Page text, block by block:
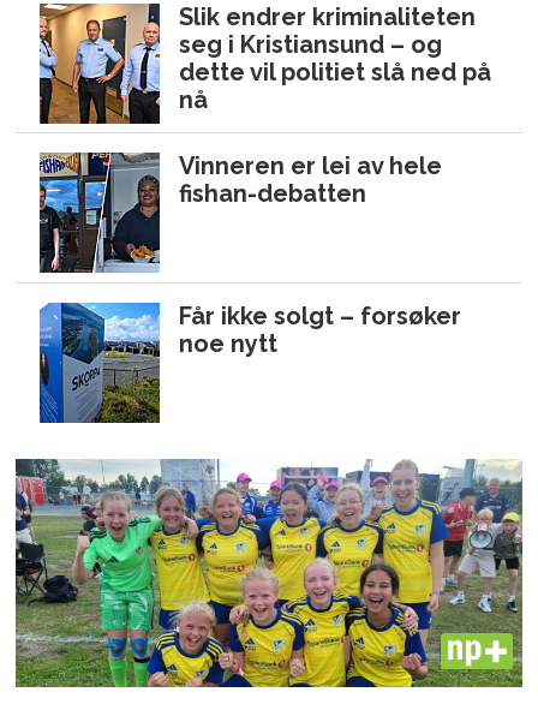
Slik endrer kriminaliteten
seg i Kristiansund – og
dette vil politiet slå ned på
nå
Vinneren er lei av hele
fishan-debatten
Får ikke solgt – forsøker
noe nytt
PLUS